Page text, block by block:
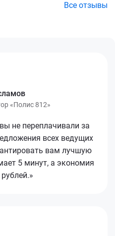
Все отзывы
«Полис 812»
не переплачивали за
всех ведущих
вам лучшую
5 минут, а экономия